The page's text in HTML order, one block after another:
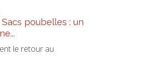
Sacs poubelles : un
le retour au